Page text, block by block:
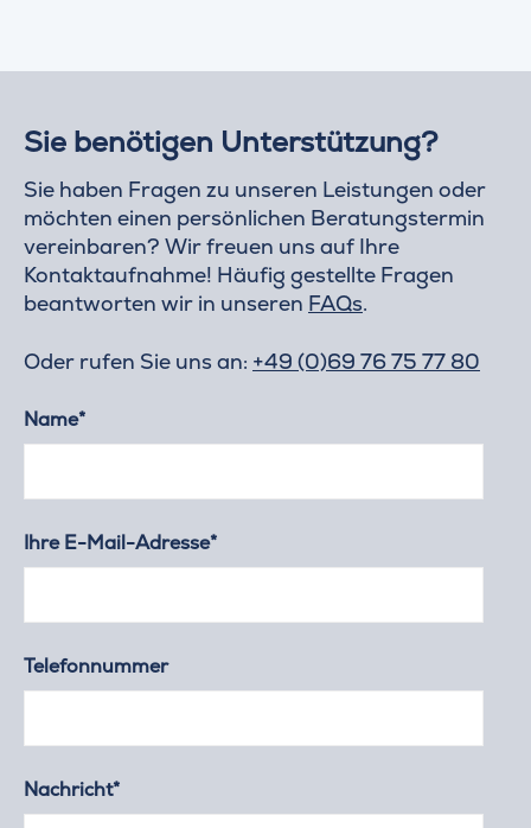
Sie benötigen Unterstützung?
Sie haben Fragen zu unseren Leistungen oder
möchten einen persönlichen Beratungstermin
vereinbaren? Wir freuen uns auf Ihre
Kontaktaufnahme! Häufig gestellte Fragen
beantworten wir in unseren FAQs.
Oder rufen Sie uns an: +49 (0)69 76 75 77 80
Name*
Ihre E-Mail-Adresse*
Telefonnummer
Nachricht*